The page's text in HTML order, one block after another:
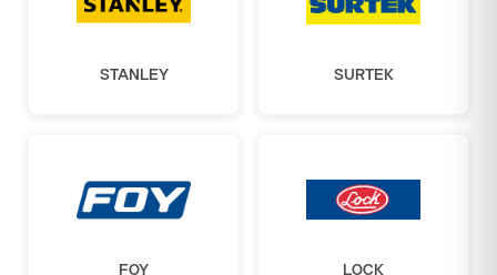
STANLEY SURTEK
FOY LOCK